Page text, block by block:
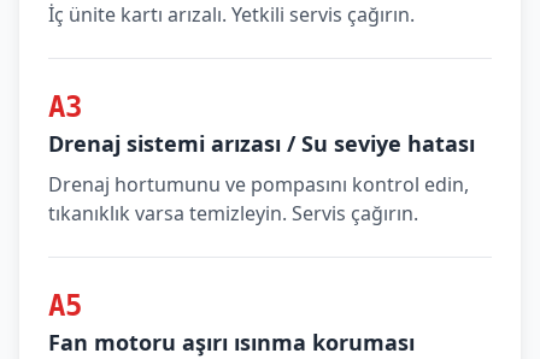
İç ünite kartı arızalı. Yetkili servis çağırın.
A3
Drenaj sistemi arızası / Su seviye hatası
Drenaj hortumunu ve pompasını kontrol edin,
tıkanıklık varsa temizleyin. Servis çağırın.
A5
Fan motoru aşırı ısınma koruması